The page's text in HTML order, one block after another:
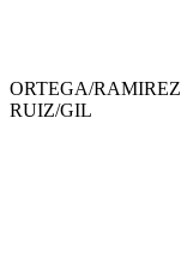
ORTEGA/RAMIREZ
RUIZ/GIL